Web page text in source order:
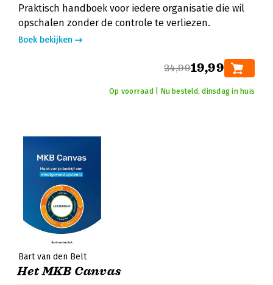
Praktisch handboek voor iedere organisatie die wil
opschalen zonder de controle te verliezen.
Boek bekijken
24,9919,99
Op voorraad | Nu besteld, dinsdag in huis
Bart van den Belt
Het MKB Canvas